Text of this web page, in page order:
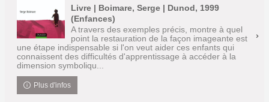
Livre | Boimare, Serge | Dunod, 1999
(Enfances)
A travers des exemples précis, montre à quel
point la restauration de la façon imageante est
une étape indispensable si l'on veut aider ces enfants qui
connaissent des difficultés d'apprentissage à accéder à la
dimension symboliqu...
Plus d'infos